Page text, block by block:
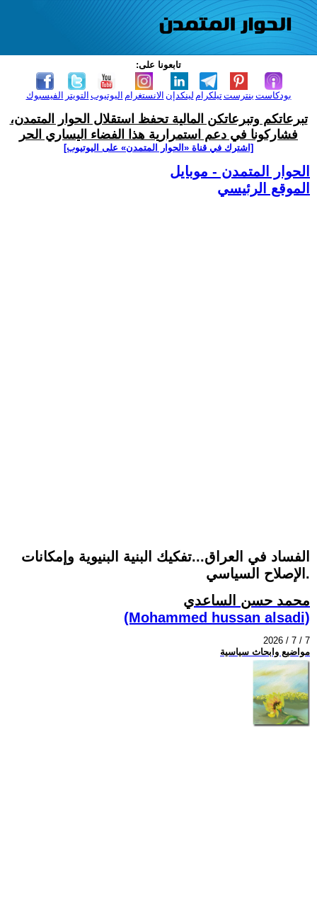
تابعونا على:
الفيسبوك التويتر اليوتيوب الانستغرام لينكدإن تيلكرامبنترست بودكاست
تبرعاتكم وتبرعاتكن المالية تحفظ استقلال الحوار المتمدن،
فشاركونا في دعم استمرارية هذا الفضاء اليساري الحر
[اشترك في قناة ‫«الحوار المتمدن» على اليوتيوب]
الحوار المتمدن - موبايل
الموقع الرئيسي
الفساد في العراق...تفكيك البنية البنيوية وإمكانات
الإصلاح السياسي.
محمد حسن الساعدي
(Mohammed hussan alsadi)
2026 / 7 / 7
مواضيع وابحاث سياسية